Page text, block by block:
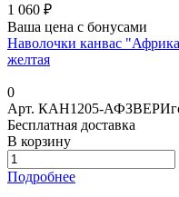
1 060 ₽
Ваша цена с бонусами
Наволочки канвас
желтая
0
Арт. КАН1205-
Бесплатная доставка
В корзину
Подробнее